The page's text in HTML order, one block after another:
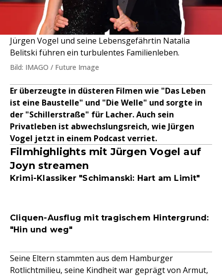
Jürgen Vogel und seine Lebensgefährtin Natalia
Belitski führen ein turbulentes Familienleben.
Bild: IMAGO / Future Image
Er überzeugte in düsteren Filmen wie "Das Leben
ist eine Baustelle" und "Die Welle" und sorgte in
der "Schillerstraße" für Lacher. Auch sein
Privatleben ist abwechslungsreich, wie Jürgen
Vogel jetzt in einem Podcast verriet.
Filmhighlights mit Jürgen Vogel auf
Joyn streamen
Krimi-Klassiker "Schimanski: Hart am Limit"
Cliquen-Ausflug mit tragischem Hintergrund:
"Hin und weg"
Seine Eltern stammten aus dem Hamburger
Rotlichtmilieu, seine Kindheit war geprägt von Armut,